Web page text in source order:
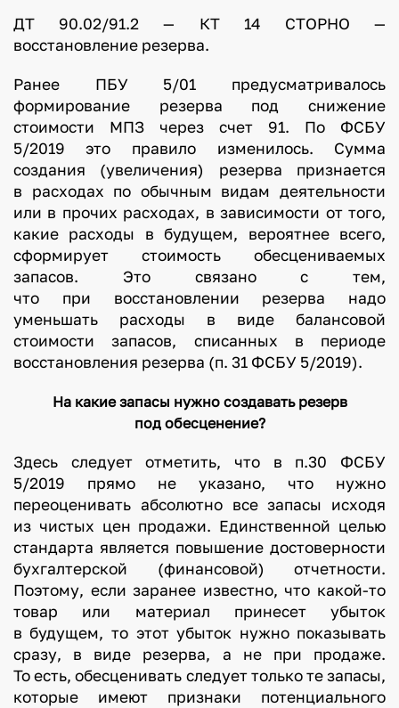
ДТ 90.02/91.2 — КТ 14 СТОРНО —
восстановление резерва.
Ранее ПБУ 5/01 предусматривалось
формирование резерва под снижение
стоимости МПЗ через счет 91. По ФСБУ
5/2019 это правило изменилось. Сумма
создания (увеличения) резерва признается
в расходах по обычным видам деятельности
или в прочих расходах, в зависимости от того,
какие расходы в будущем, вероятнее всего,
сформирует стоимость обесцениваемых
запасов. Это связано с тем,
что при восстановлении резерва надо
уменьшать расходы в виде балансовой
стоимости запасов, списанных в периоде
восстановления резерва (п. 31 ФСБУ 5/2019).
На какие запасы нужно создавать резерв
под обесценение?
Здесь следует отметить, что в п.30 ФСБУ
5/2019 прямо не указано, что нужно
переоценивать абсолютно все запасы исходя
из чистых цен продажи. Единственной целью
стандарта является повышение достоверности
бухгалтерской (финансовой) отчетности.
Поэтому, если заранее известно, что какой-то
товар или материал принесет убыток
в будущем, то этот убыток нужно показывать
сразу, в виде резерва, а не при продаже.
То есть, обесценивать следует только те запасы,
которые имеют признаки потенциального